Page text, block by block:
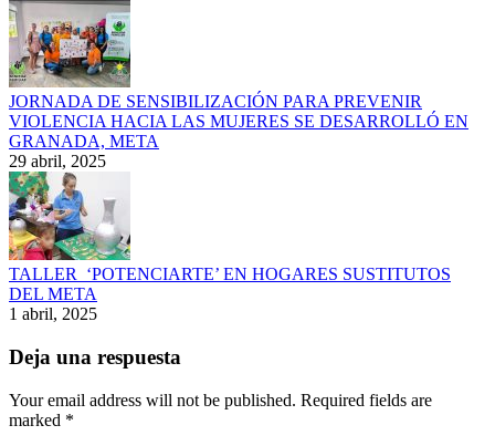
JORNADA DE SENSIBILIZACIÓN PARA PREVENIR
VIOLENCIA HACIA LAS MUJERES SE DESARROLLÓ EN
GRANADA, META
29 abril, 2025
TALLER ‘POTENCIARTE’ EN HOGARES SUSTITUTOS
DEL META
1 abril, 2025
Deja una respuesta
Your email address will not be published. Required fields are
marked *